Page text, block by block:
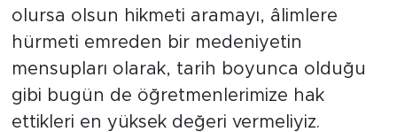
olursa olsun hikmeti aramayı, âlimlere
hürmeti emreden bir medeniyetin
mensupları olarak, tarih boyunca olduğu
gibi bugün de öğretmenlerimize hak
ettikleri en yüksek değeri vermeliyiz.